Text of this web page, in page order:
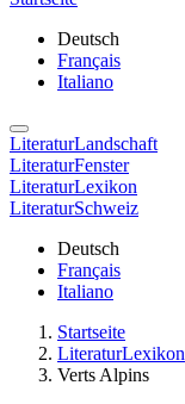
Deutsch
Français
Italiano
LiteraturLandschaft
LiteraturFenster
LiteraturLexikon
LiteraturSchweiz
Deutsch
Français
Italiano
Startseite
LiteraturLexikon
Verts Alpins